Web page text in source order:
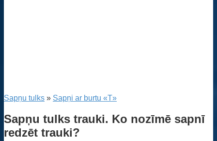
Sapņu tulks » Sapņi ar burtu «T»
Sapņu tulks trauki. Ko nozīmē sapnī
redzēt trauki?